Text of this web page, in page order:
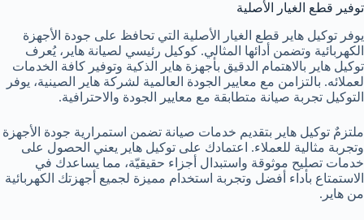
توفير قطع الغيار الأصلية
يوفر توكيل هاير قطع الغيار الأصلية التي تحافظ على جودة الأجهزة
الكهربائية وتضمن أدائها المثالي. كوكيل رئيسي لصيانة هاير، يُعرف
توكيل هاير بالاهتمام الدقيق بأجهزة هاير الذكية وتوفير كافة الخدمات
لعملائه. بالتزامن مع معايير الجودة العالمية لشركة هاير الصينية، يوفر
التوكيل تجربة صيانة متطابقة مع معايير الجودة والاحترافية.
ملتزمٌ توكيل هاير بتقديم خدمات صيانة تضمن استمرارية جودة الأجهزة
وتجربة مثالية للعملاء. اعتمادك على توكيل هاير يعني الحصول على
خدمات تصليح موثوقة واستبدال أجزاء حقيقيّة، مما يساعدك في
الاستمتاع بأداء أفضل وتجربة استخدام مميزة لجميع أجهزتك الكهربائية
من هاير.